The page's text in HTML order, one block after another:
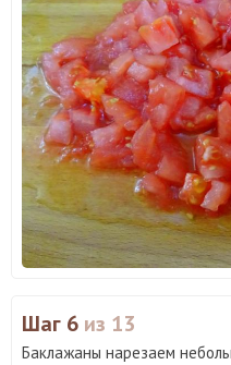
Шаг 6 из 13
Баклажаны нарезаем